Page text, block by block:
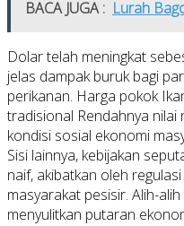
BACA JUGA : Lurah
Dolar telah meningkat
jelas dampak buruk bagi
perikanan. Harga pokok
tradisional Rendahnya
kondisi sosial ekonomi
Sisi lainnya, kebijakan
naif, akibatkan oleh
masyarakat pesisir. Alih-
menyulitkan putaran